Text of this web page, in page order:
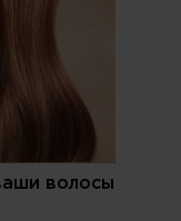
волосы